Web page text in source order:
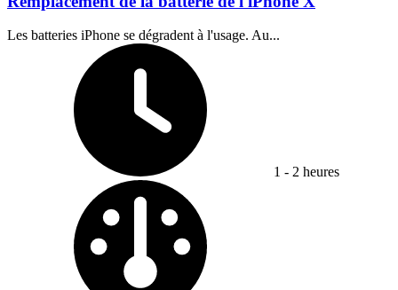
Les batteries iPhone se dégradent à l'usage. Au...
1 - 2 heures